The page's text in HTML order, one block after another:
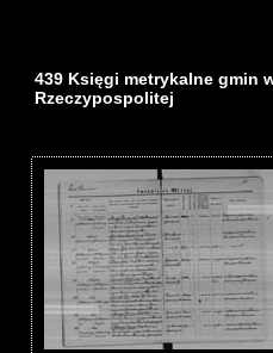
439 Księgi metrykalne gmin
Rzeczypospolitej